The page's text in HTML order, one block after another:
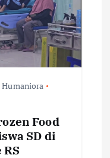
Humaniora
Food
SD di